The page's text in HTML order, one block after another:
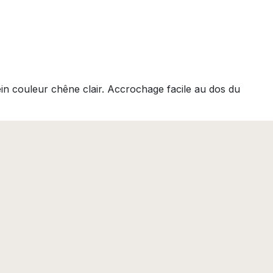
couleur chêne clair. Accrochage facile au dos du